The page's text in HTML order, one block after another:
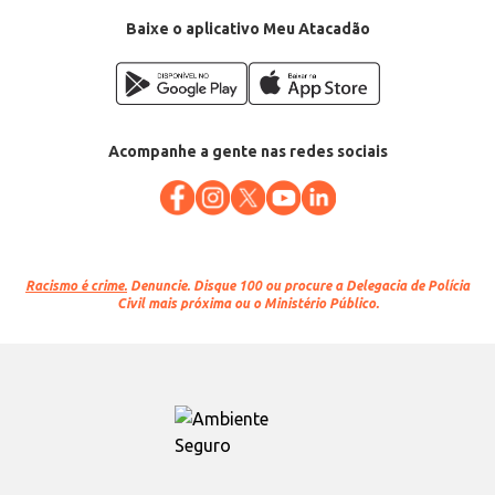
Baixe o aplicativo Meu Atacadão
Acompanhe a gente nas redes sociais
Racismo é crime. Denuncie. Disque 100 ou procure a Delegacia de Polícia
Civil mais próxima ou o Ministério Público.